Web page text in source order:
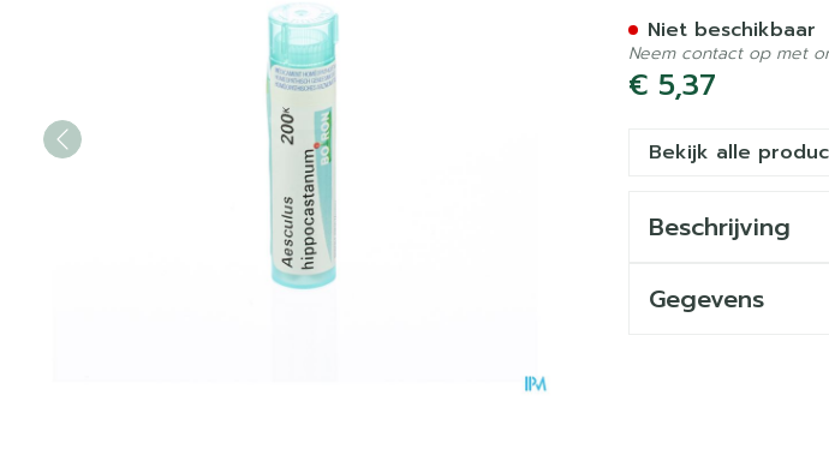
€ 5,37
Niet beschikbaar
Neem contact op met
Bekijk alle
Beschrijving
Gegevens